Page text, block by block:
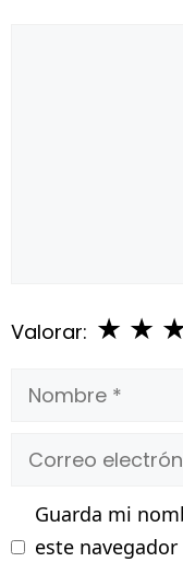
Valorar: ★
★
Nombre
Correo
Guarda mi
este